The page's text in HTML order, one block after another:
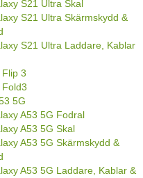
S21 Ultra Skal
S21 Ultra Skärmskydd &
S21 Ultra Laddare, Kablar
3
5G
A53 5G Fodral
A53 5G Skal
A53 5G Skärmskydd &
A53 5G Laddare, Kablar &